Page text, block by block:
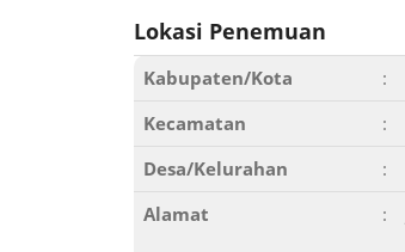
Lokasi Penemuan
Kabupaten/Kota :
Kecamatan
:
Desa/Kelurahan
:
Alamat
: